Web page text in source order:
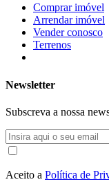
Comprar imóvel
Arrendar imóvel
Vender conosco
Terrenos
Newsletter
Subscreva a nossa
Aceito a Política de